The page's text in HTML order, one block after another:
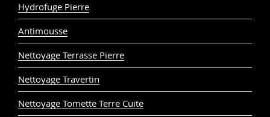
Hydrofuge Pierre
Antimousse
Nettoyage Terrasse Pierre
Nettoyage Travertin
Nettoyage Tomette Terre Cuite